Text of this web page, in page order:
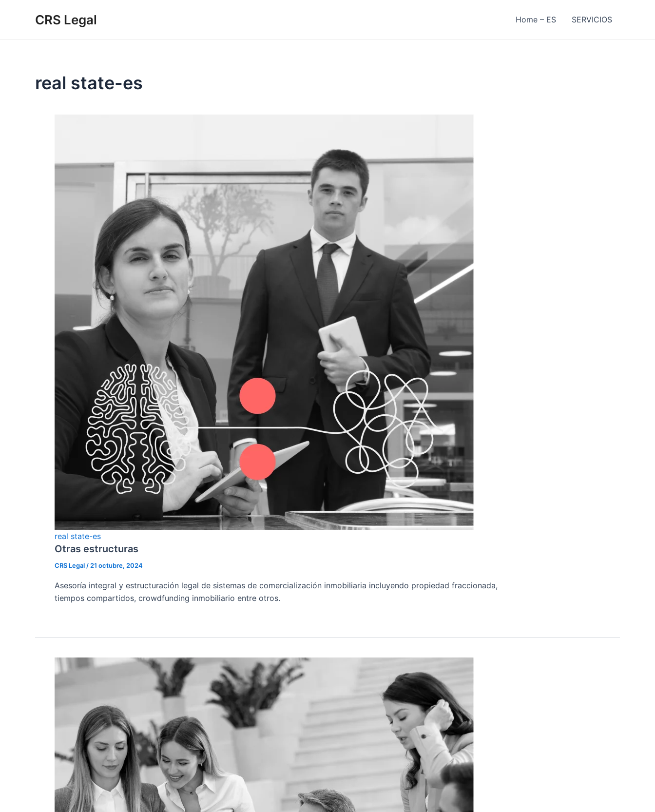
CRS Legal Home – ES SERVICIOS
real state-es
real state-es
Otras estructuras
CRS Legal / 21 octubre, 2024
Asesoría integral y estructuración legal de sistemas de comercialización inmobiliaria incluyendo propiedad fraccionada,
tiempos compartidos, crowdfunding inmobiliario entre otros.